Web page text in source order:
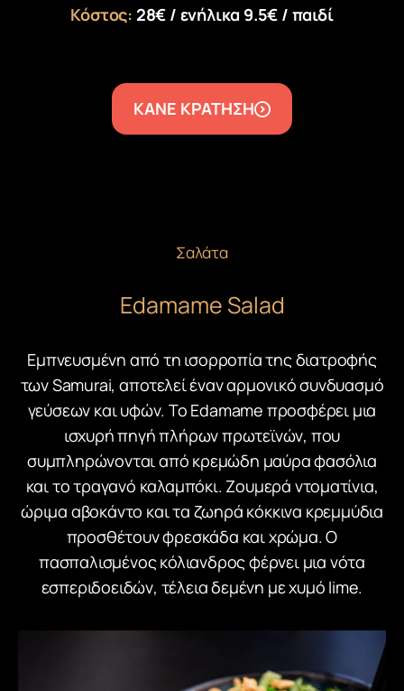
Κόστος: 28€ / ενήλικα 9.5€ / παιδί
ΚΑΝΕ ΚΡΑΤΗΣΗ
Σαλάτα
Edamame Salad
Εμπνευσμένη από τη ισορροπία της διατροφής
των Samurai, αποτελεί έναν αρμονικό συνδυασμό
γεύσεων και υφών. Το Edamame προσφέρει μια
ισχυρή πηγή πλήρων πρωτεϊνών, που
συμπληρώνονται από κρεμώδη μαύρα φασόλια
και το τραγανό καλαμπόκι. Ζουμερά ντοματίνια,
ώριμα αβοκάντο και τα ζωηρά κόκκινα κρεμμύδια
προσθέτουν φρεσκάδα και χρώμα. Ο
πασπαλισμένος κόλιανδρος φέρνει μια νότα
εσπεριδοειδών, τέλεια δεμένη με χυμό lime.